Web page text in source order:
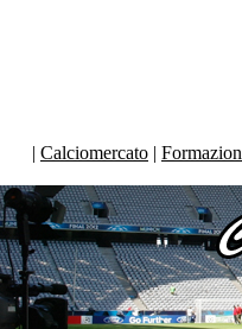
| Calciomercato |